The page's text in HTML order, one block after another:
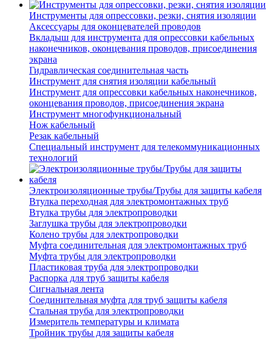
Инструменты для опрессовки, резки, снятия изоляции
Аксессуары для оконцевателей проводов
Вкладыш для инструмента для опрессовки кабельных
наконечников, оконцевания проводов, присоединения
экрана
Гидравлическая соединительная часть
Инструмент для снятия изоляции кабельный
Инструмент для опрессовки кабельных наконечников,
оконцевания проводов, присоединения экрана
Инструмент многофункциональный
Нож кабельный
Резак кабельный
Специальный инструмент для телекоммуникационных
технологий
Электроизоляционные трубы/Трубы для защиты кабеля
Втулка переходная для электромонтажных труб
Втулка трубы для электропроводки
Заглушка трубы для электропроводки
Колено трубы для электропроводки
Муфта соединительная для электромонтажных труб
Муфта трубы для электропроводки
Пластиковая труба для электропроводки
Распорка для труб защиты кабеля
Сигнальная лента
Соединительная муфта для труб защиты кабеля
Стальная труба для электропроводки
Измеритель температуры и климата
Тройник трубы для защиты кабеля